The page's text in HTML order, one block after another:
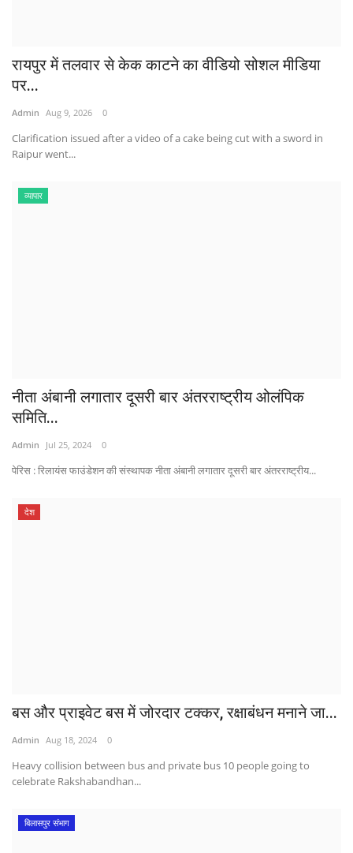
रायपुर में तलवार से केक काटने का वीडियो सोशल मीडिया
पर...
Admin Aug 9, 2026 0
Clarification issued after a video of a cake being cut with a sword in
Raipur went...
व्यापार
नीता अंबानी लगातार दूसरी बार अंतरराष्ट्रीय ओलंपिक
समिति...
Admin Jul 25, 2024 0
पेरिस : रिलायंस फाउंडेशन की संस्थापक नीता अंबानी लगातार दूसरी बार अंतरराष्ट्रीय...
देश
बस और प्राइवेट बस में जोरदार टक्कर, रक्षाबंधन मनाने जा...
Admin Aug 18, 2024 0
Heavy collision between bus and private bus 10 people going to
celebrate Rakshabandhan...
बिलासपुर संभाग